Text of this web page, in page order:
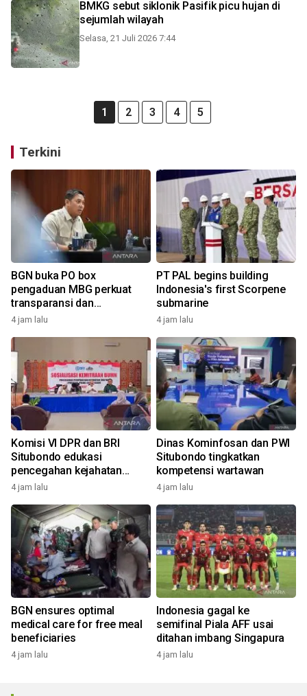
BMKG sebut siklonik Pasifik picu hujan di
sejumlah wilayah
Selasa, 21 Juli 2026 7:44
1 2 3 4 5
Terkini
BGN buka PO box
pengaduan MBG perkuat
transparansi dan
pengawasan
4 jam lalu
PT PAL begins building
Indonesia's first Scorpene
submarine
4 jam lalu
Komisi VI DPR dan BRI
Situbondo edukasi
pencegahan kejahatan
digital
4 jam lalu
Dinas Kominfosan dan PWI
Situbondo tingkatkan
kompetensi wartawan
4 jam lalu
BGN ensures optimal
medical care for free meal
beneficiaries
4 jam lalu
Indonesia gagal ke
semifinal Piala AFF usai
ditahan imbang Singapura
4 jam lalu